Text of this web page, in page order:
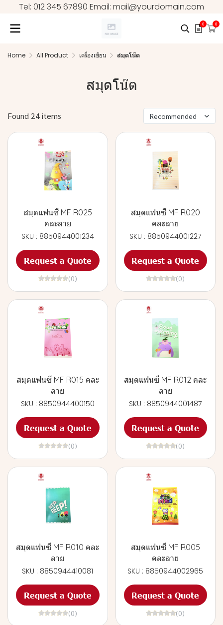
Tel: 012 345 67890 Email: mail@yourdomain.com
0 0
Home All Product เครื่องเขียน สมุดโน๊ต
สมุดโน๊ต
Found 24 items Recommended
สมุดแฟนซี MF R025
คละลาย
SKU : 8850944001234
Request a Quote
(0)
สมุดแฟนซี MF R020
คละลาย
SKU : 8850944001227
Request a Quote
(0)
สมุดแฟนซี MF R015 คละ
ลาย
SKU : 8850944400150
Request a Quote
(0)
สมุดแฟนซี MF R012 คละ
ลาย
SKU : 8850944001487
Request a Quote
(0)
สมุดแฟนซี MF R010 คละ
ลาย
SKU : 8850944410081
Request a Quote
(0)
สมุดแฟนซี MF R005
คละลาย
SKU : 8850944002965
Request a Quote
(0)